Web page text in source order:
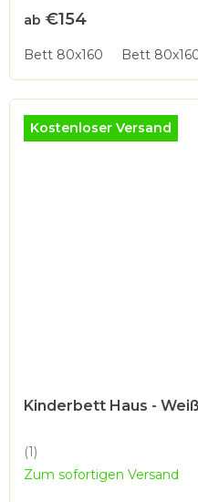
4,8
5
Sternen.
ab €154
Bett 80x160 Bett
Kostenloser Versand
Kinderbett Haus -
Die
durchschnittliche
(1)
Zum sofortigen Versand